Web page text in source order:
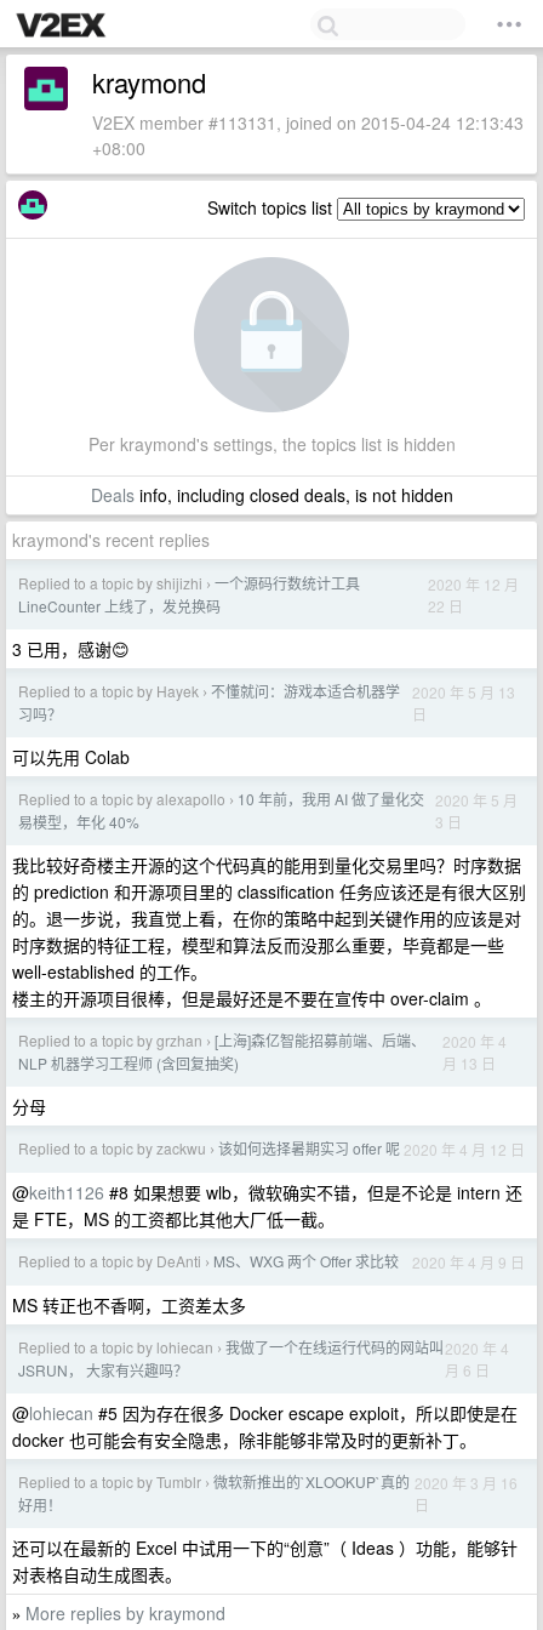
kraymond
V2EX member #113131, joined on 2015-04-24 12:13:43
+08:00
Switch topics list
Per kraymond's settings, the topics list is hidden
Dealsinfo, including closed deals, is not hidden
kraymond's recent replies
Replied to a topic by shijizhi › 一个源码行数统计工具
LineCounter 上线了，发兑换码
2020 年 12 月
22 日
3 已用，感谢😊
Replied to a topic by Hayek › 不懂就问：游戏本适合机器学
习吗？
2020 年 5 月 13
日
可以先用 Colab
Replied to a topic by alexapollo › 10 年前，我用 AI 做了量化交
易模型，年化 40%
2020 年 5 月
3 日
我比较好奇楼主开源的这个代码真的能用到量化交易里吗？时序数据
的 prediction 和开源项目里的 classification 任务应该还是有很大区别
的。退一步说，我直觉上看，在你的策略中起到关键作用的应该是对
时序数据的特征工程，模型和算法反而没那么重要，毕竟都是一些
well-established 的工作。
楼主的开源项目很棒，但是最好还是不要在宣传中 over-claim 。
Replied to a topic by grzhan › [上海]森亿智能招募前端、后端、
NLP 机器学习工程师 (含回复抽奖)
2020 年 4
月 13 日
分母
Replied to a topic by zackwu › 该如何选择暑期实习 offer 呢 2020 年 4 月 12 日
@keith1126 #8 如果想要 wlb，微软确实不错，但是不论是 intern 还
是 FTE，MS 的工资都比其他大厂低一截。
Replied to a topic by DeAnti › MS、WXG 两个 Offer 求比较 2020 年 4 月 9 日
MS 转正也不香啊，工资差太多
Replied to a topic by lohiecan › 我做了一个在线运行代码的网站叫
JSRUN， 大家有兴趣吗？
2020 年 4
月 6 日
@lohiecan #5 因为存在很多 Docker escape exploit，所以即使是在
docker 也可能会有安全隐患，除非能够非常及时的更新补丁。
Replied to a topic by Tumblr › 微软新推出的`XLOOKUP`真的
好用！
2020 年 3 月 16
日
还可以在最新的 Excel 中试用一下的“创意”（ Ideas ）功能，能够针
对表格自动生成图表。
» More replies by kraymond